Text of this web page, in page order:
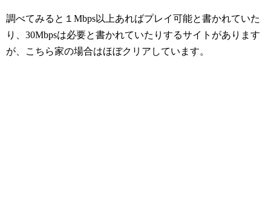
調べてみると１Mbps以上あればプレイ可能と書かれていた
り、30Mbpsは必要と書かれていたりするサイトがあります
が、こちら家の場合はほぼクリアしています。